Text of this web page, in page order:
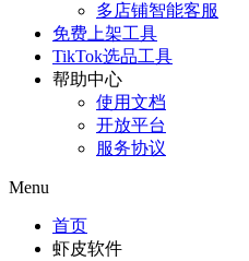
多店铺智能客服
免费上架工具
TikTok选品工具
帮助中心
使用文档
开放平台
服务协议
Menu
首页
虾皮软件